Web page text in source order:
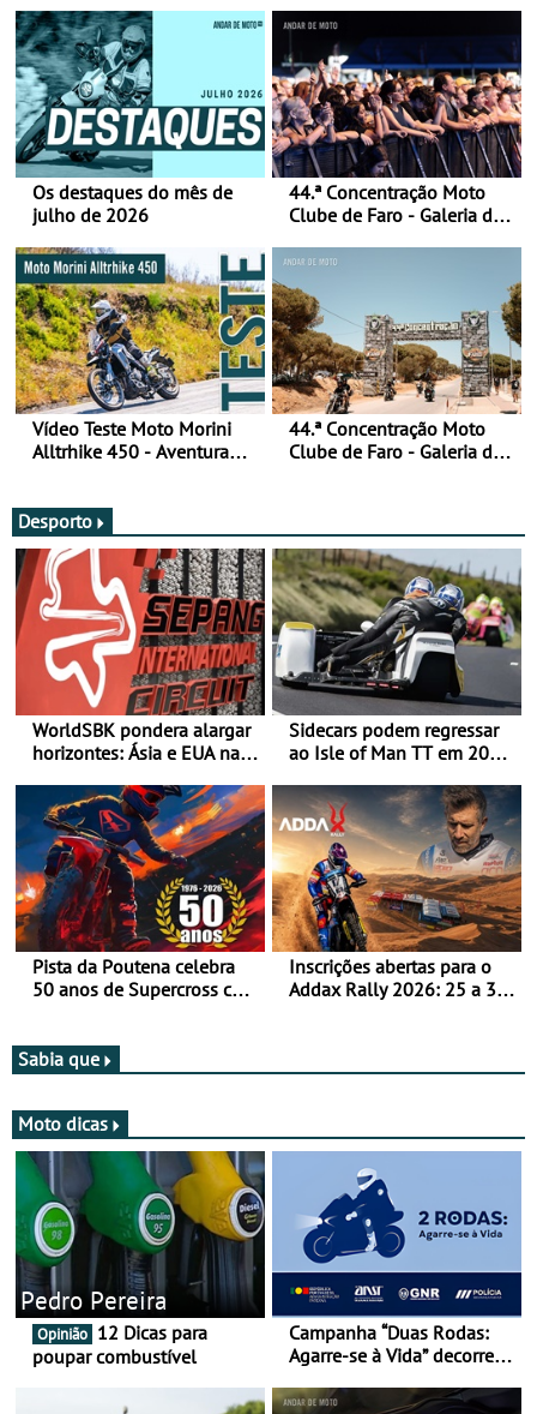
Os destaques do mês de
julho de 2026
44.ª Concentração Moto
Clube de Faro - Galeria de
Vídeo Teste Moto Morini
Alltrhike 450 - Aventura
44.ª Concentração Moto
Clube de Faro - Galeria de
Desporto
WorldSBK pondera alargar
horizontes: Ásia e EUA na
Sidecars podem regressar
ao Isle of Man TT em 2027
Pista da Poutena celebra
50 anos de Supercross com
Inscrições abertas para o
Addax Rally 2026: 25 a 30
Sabia que
Moto dicas
Pedro Pereira
Opinião
poupar combustível
Campanha “Duas Rodas:
Agarre-se à Vida” decorre